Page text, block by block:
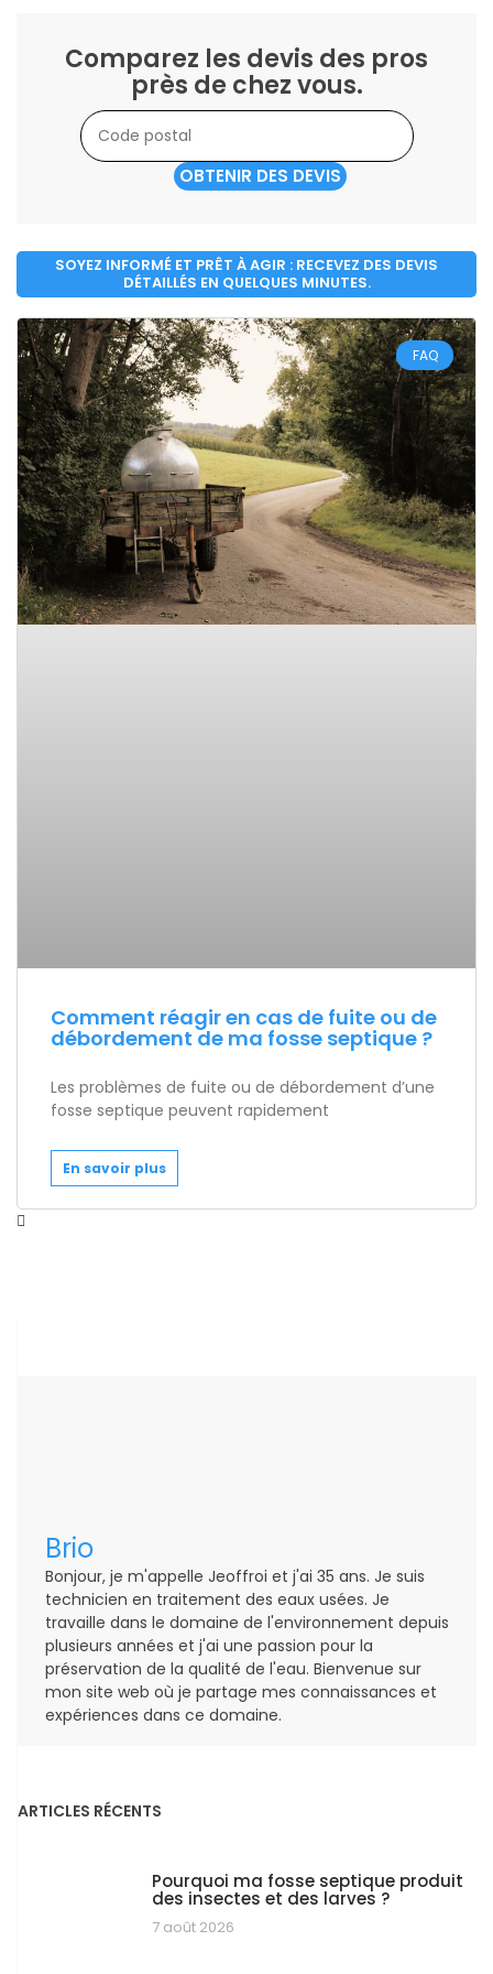
Comparez les devis des pros
près de chez vous.
OBTENIR DES DEVIS
SOYEZ INFORMÉ ET PRÊT À AGIR : RECEVEZ DES DEVIS
DÉTAILLÉS EN QUELQUES MINUTES.
FAQ
Comment réagir en cas de fuite ou de
débordement de ma fosse septique ?
Les problèmes de fuite ou de débordement d’une
fosse septique peuvent rapidement
En savoir plus
Brio
Bonjour, je m'appelle Jeoffroi et j'ai 35 ans. Je suis
technicien en traitement des eaux usées. Je
travaille dans le domaine de l'environnement depuis
plusieurs années et j'ai une passion pour la
préservation de la qualité de l'eau. Bienvenue sur
mon site web où je partage mes connaissances et
expériences dans ce domaine.
ARTICLES RÉCENTS
Pourquoi ma fosse septique produit
des insectes et des larves ?
7 août 2026